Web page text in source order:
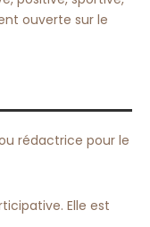
ouverte sur le
rédactrice pour le
Elle est